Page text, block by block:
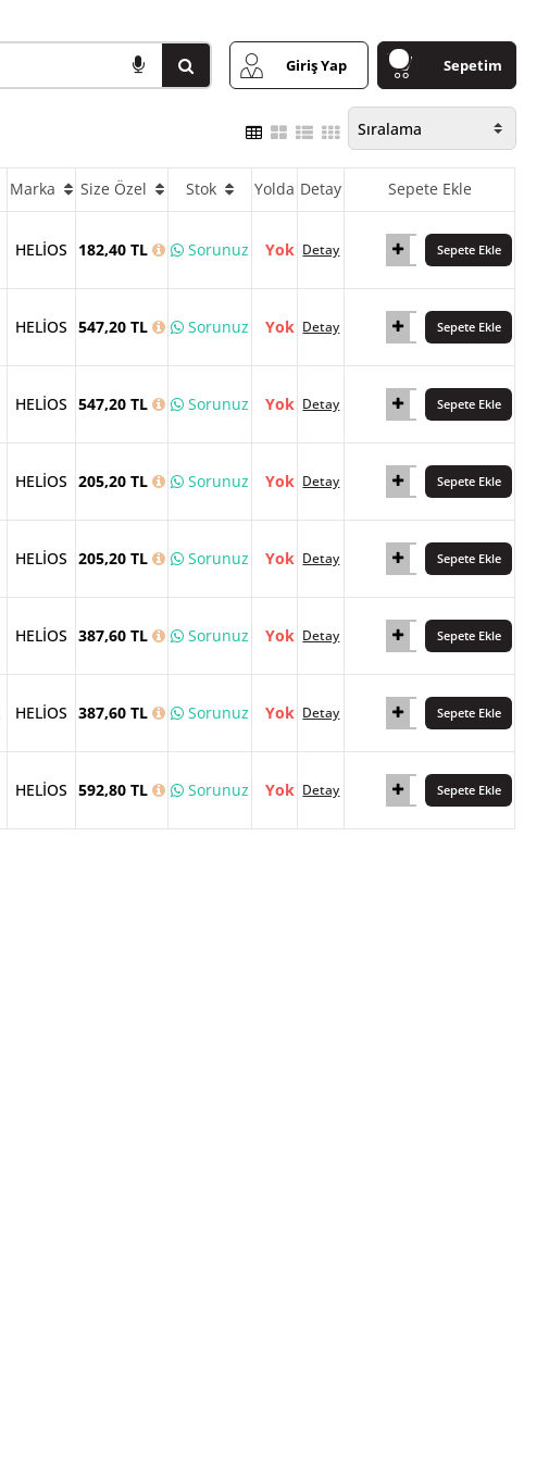
Giriş Yap Sepetim
Marka Size Özel Stok Yolda Detay Sepete Ekle
HELİOS 182,40 TL Sorunuz Yok Detay Sepete Ekle
HELİOS 547,20 TL Sorunuz Yok Detay Sepete Ekle
HELİOS 547,20 TL Sorunuz Yok Detay Sepete Ekle
HELİOS 205,20 TL Sorunuz Yok Detay Sepete Ekle
HELİOS 205,20 TL Sorunuz Yok Detay Sepete Ekle
HELİOS 387,60 TL Sorunuz Yok Detay Sepete Ekle
HELİOS 387,60 TL Sorunuz Yok Detay Sepete Ekle
HELİOS 592,80 TL Sorunuz Yok Detay Sepete Ekle